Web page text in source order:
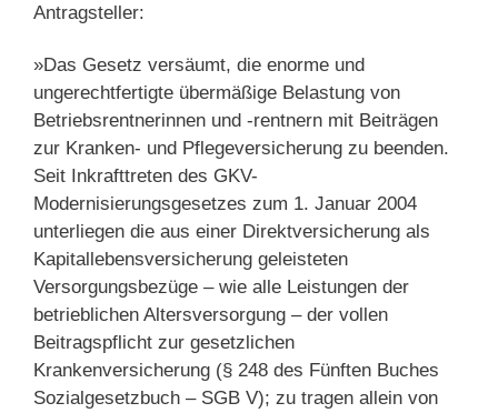
Antragsteller:
»Das Gesetz versäumt, die enorme und
ungerechtfertigte übermäßige Belastung von
Betriebsrentnerinnen und -rentnern mit Beiträgen
zur Kranken- und Pflegeversicherung zu beenden.
Seit Inkrafttreten des GKV-
Modernisierungsgesetzes zum 1. Januar 2004
unterliegen die aus einer Direktversicherung als
Kapitallebensversicherung geleisteten
Versorgungsbezüge – wie alle Leistungen der
betrieblichen Altersversorgung – der vollen
Beitragspflicht zur gesetzlichen
Krankenversicherung (§ 248 des Fünften Buches
Sozialgesetzbuch – SGB V); zu tragen allein von